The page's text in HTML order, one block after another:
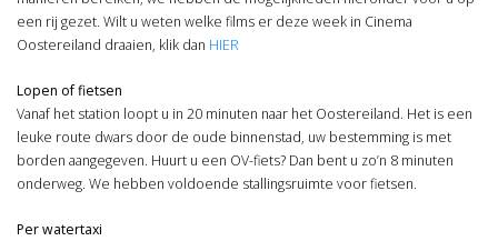
een rij gezet. Wilt u weten welke films er deze week in Cinema
Oostereiland draaien, klik dan HIER
Lopen of fietsen
Vanaf het station loopt u in 20 minuten naar het Oostereiland. Het is een
leuke route dwars door de oude binnenstad, uw bestemming is met
borden aangegeven. Huurt u een OV-fiets? Dan bent u zo’n 8 minuten
onderweg. We hebben voldoende stallingsruimte voor fietsen.
Per watertaxi